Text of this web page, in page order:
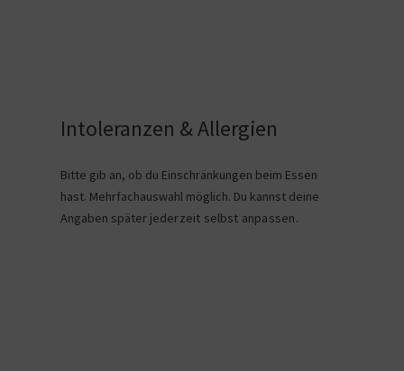
Intoleranzen & Allergien
Bitte gib an, ob du Einschränkungen beim Essen
hast. Mehrfachauswahl möglich. Du kannst deine
Angaben später jederzeit selbst anpassen.